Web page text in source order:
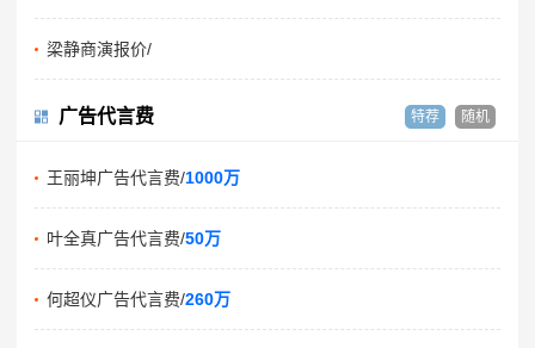
梁静商演报价/
广告代言费 特荐 随机
王丽坤广告代言费/1000万
叶全真广告代言费/50万
何超仪广告代言费/260万